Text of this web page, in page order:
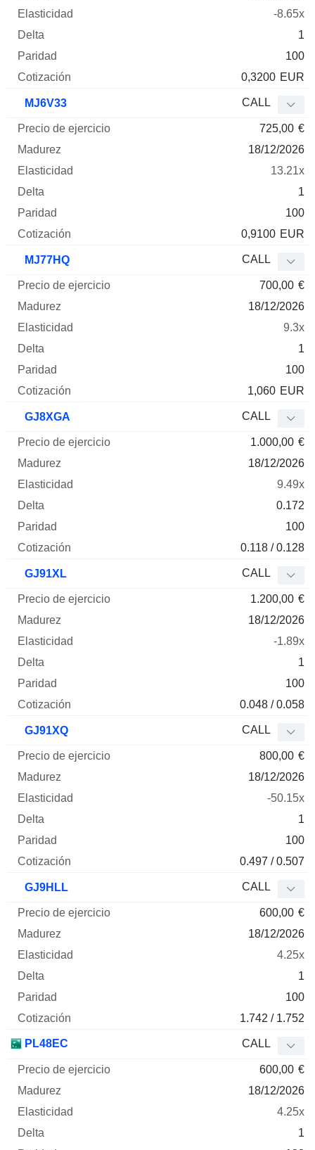
-8.65x
1
100
0,3200 EUR
MJ6V33 CALL
725,00 €
18/12/2026
13.21x
1
100
0,9100 EUR
MJ77HQ CALL
700,00 €
18/12/2026
9.3x
1
100
1,060 EUR
GJ8XGA CALL
1.000,00 €
18/12/2026
9.49x
0.172
100
0.118 / 0.128
GJ91XL CALL
1.200,00 €
18/12/2026
-1.89x
1
100
0.048 / 0.058
GJ91XQ CALL
800,00 €
18/12/2026
-50.15x
1
100
0.497 / 0.507
GJ9HLL CALL
600,00 €
18/12/2026
4.25x
1
100
1.742 / 1.752
PL48EC CALL
600,00 €
18/12/2026
4.25x
1